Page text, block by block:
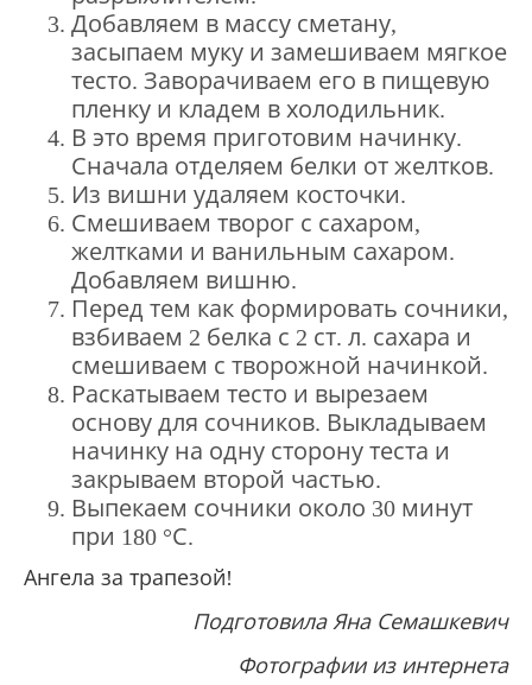
Добавляем в массу сметану,
засыпаем муку и замешиваем мягкое
тесто. Заворачиваем его в пищевую
пленку и кладем в холодильник.
В это время приготовим начинку.
Сначала отделяем белки от желтков.
Из вишни удаляем косточки.
Смешиваем творог с сахаром,
желтками и ванильным сахаром.
Добавляем вишню.
Перед тем как формировать сочники,
взбиваем 2 белка с 2 ст. л. сахара и
смешиваем с творожной начинкой.
Раскатываем тесто и вырезаем
основу для сочников. Выкладываем
начинку на одну сторону теста и
закрываем второй частью.
Выпекаем сочники около 30 минут
при 180 °С.
Ангела за трапезой!
Подготовила Яна Семашкевич
Фотографии из интернета